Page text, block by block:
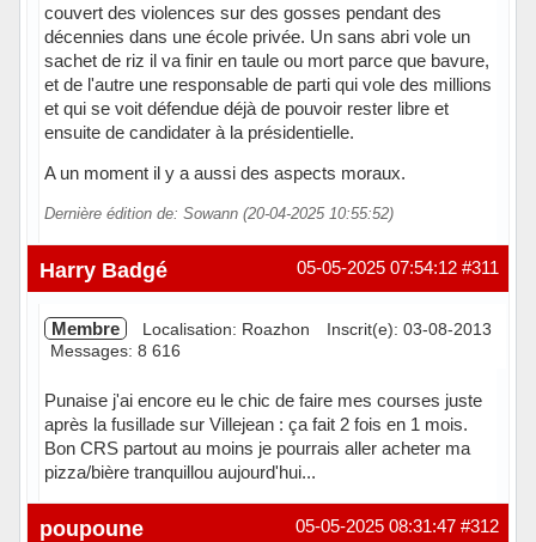
couvert des violences sur des gosses pendant des
décennies dans une école privée. Un sans abri vole un
sachet de riz il va finir en taule ou mort parce que bavure,
et de l'autre une responsable de parti qui vole des millions
et qui se voit défendue déjà de pouvoir rester libre et
ensuite de candidater à la présidentielle.
A un moment il y a aussi des aspects moraux.
Dernière édition de: Sowann (20-04-2025 10:55:52)
Hors ligne #311
05-05-2025 07:54:12
Harry Badgé
Membre Localisation: Roazhon
Inscrit(e): 03-08-2013
Messages: 8 616
Punaise j'ai encore eu le chic de faire mes courses juste
après la fusillade sur Villejean : ça fait 2 fois en 1 mois.
Bon CRS partout au moins je pourrais aller acheter ma
pizza/bière tranquillou aujourd'hui...
Hors ligne #312
05-05-2025 08:31:47
poupoune